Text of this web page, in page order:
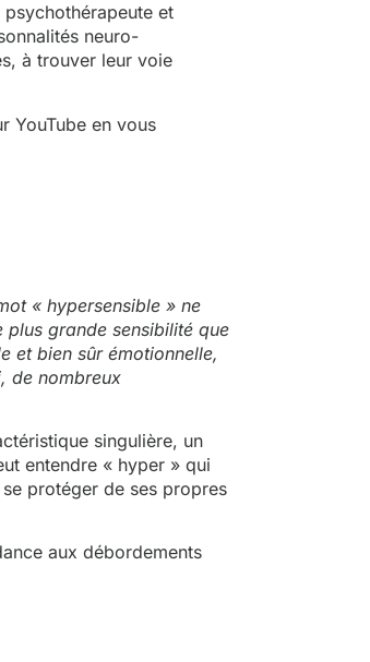
et
neuro-
à trouver leur voie
YouTube en vous
« hypersensible » ne
grande sensibilité que
et bien sûr émotionnelle,
de nombreux
singulière, un
entendre « hyper » qui
protéger de ses propres
aux débordements